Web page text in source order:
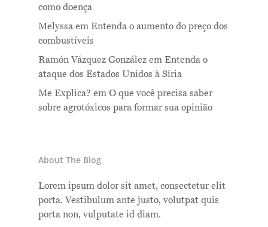
como doença
Melyssa em Entenda o aumento do preço dos
combustíveis
Ramón Vázquez González em Entenda o
ataque dos Estados Unidos à Síria
Me Explica? em O que você precisa saber
sobre agrotóxicos para formar sua opinião
About The Blog
Lorem ipsum dolor sit amet, consectetur elit
porta. Vestibulum ante justo, volutpat quis
porta non, vulputate id diam.